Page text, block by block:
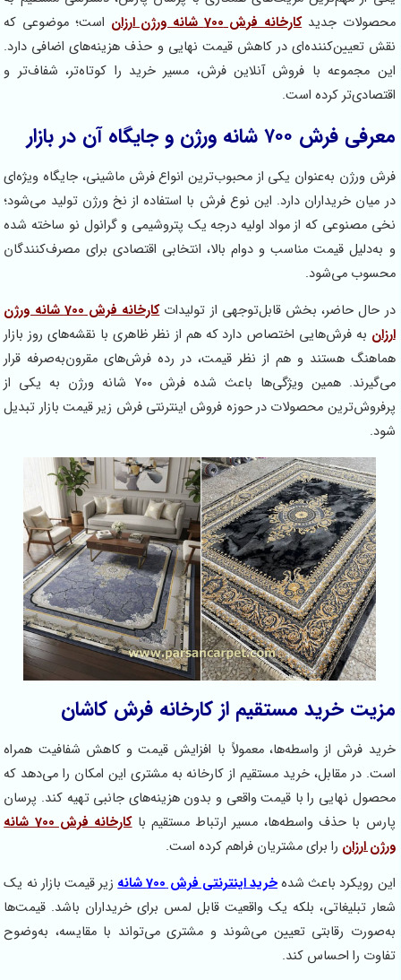
محصولات جدیدکارخانه فرش 700 شانه ورژن ارزان
است؛ موضوعی که
نقش تعیین‌کننده‌ای در کاهش قیمت نهایی و حذف هزینه‌های اضافی دارد.
این مجموعه با فروش آنلاین فرش، مسیر خرید را کوتاه‌تر، شفاف‌تر و
اقتصادی‌تر کرده است.
معرفی فرش ۷۰۰ شانه ورژن و جایگاه آن در بازار
فرش ورژن به‌عنوان یکی از محبوب‌ترین انواع فرش ماشینی، جایگاه ویژه‌ای
در میان خریداران دارد. این نوع فرش با استفاده از نخ ورژن تولید می‌شود؛
نخی مصنوعی که از مواد اولیه درجه یک پتروشیمی و گرانول نو ساخته شده
و به‌دلیل قیمت مناسب و دوام بالا، انتخابی اقتصادی برای مصرف‌کنندگان
محسوب می‌شود.
در حال حاضر، بخش قابل‌توجهی از تولیدات
کارخانه فرش 700 شانه ورژن
ارزان به فرش‌هایی اختصاص دارد که هم از نظر ظاهری با نقشه‌های روز بازار
هماهنگ هستند و هم از نظر قیمت، در رده فرش‌های مقرون‌به‌صرفه قرار
می‌گیرند. همین ویژگی‌ها باعث شده فرش ۷۰۰ شانه ورژن به یکی از
پرفروش‌ترین محصولات در حوزه فروش اینترنتی فرش زیر قیمت بازار تبدیل
شود.
مزیت خرید مستقیم از کارخانه فرش کاشان
خرید فرش از واسطه‌ها، معمولاً با افزایش قیمت و کاهش شفافیت همراه
است. در مقابل، خرید مستقیم از کارخانه به مشتری این امکان را می‌دهد که
محصول نهایی را با قیمت واقعی و بدون هزینه‌های جانبی تهیه کند. پرسان
پارس با حذف واسطه‌ها، مسیر ارتباط مستقیم با
کارخانه فرش 700 شانه
ورژن ارزان را برای مشتریان فراهم کرده است.
این رویکرد باعث شدهخرید اینترنتی فرش 700 شانه
زیر قیمت بازار نه یک
شعار تبلیغاتی، بلکه یک واقعیت قابل لمس برای خریداران باشد. قیمت‌ها
به‌صورت رقابتی تعیین می‌شوند و مشتری می‌تواند با مقایسه، به‌وضوح
تفاوت را احساس کند.